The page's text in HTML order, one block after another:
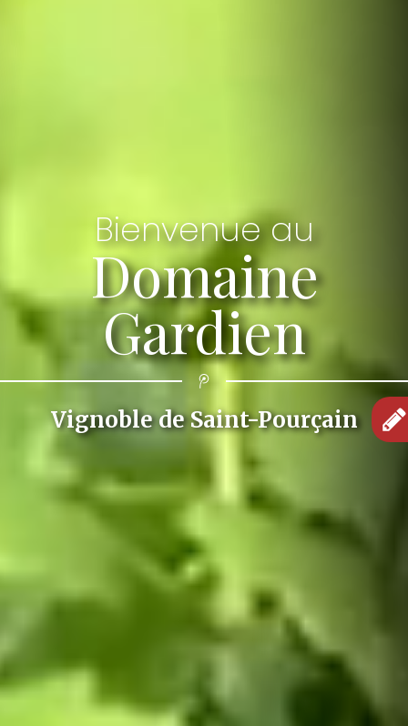
Bienvenue au
Domaine
Gardien
Vignoble de Saint-Pourçain